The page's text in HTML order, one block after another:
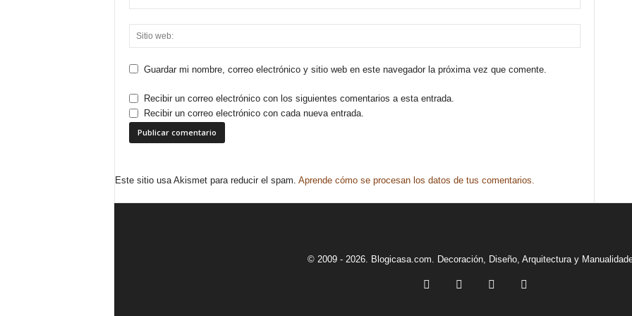
Guardar mi nombre, correo electrónico y sitio web en este navegador la próxima vez que comente.
Recibir un correo electrónico con los siguientes comentarios a esta entrada.
Recibir un correo electrónico con cada nueva entrada.
Este sitio usa Akismet para reducir el spam. Aprende cómo se procesan los datos de tus comentarios.
© 2009 - 2026. Blogicasa.com. Decoración, Diseño, Arquitectura y